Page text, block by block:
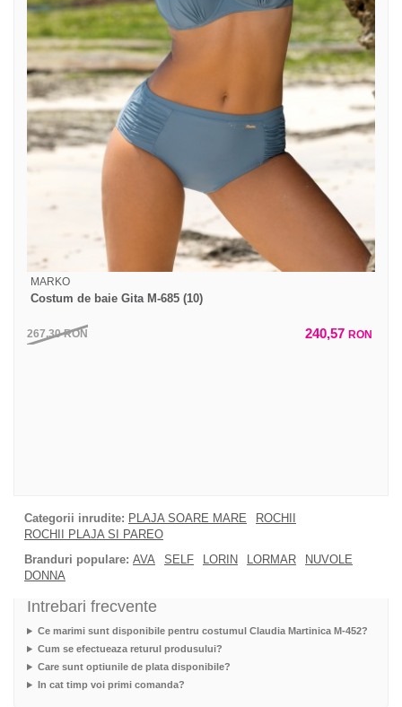
MARKO
Costum de baie Gita M-685 (10)
267,30RON 240,57 RON
Categorii inrudite: PLAJA SOARE MARE
ROCHII
ROCHII PLAJA SI PAREO
Branduri populare: AVA SELF LORIN LORMAR
NUVOLE
DONNA
Intrebari frecvente
Ce marimi sunt disponibile pentru costumul Claudia Martinica M-452?
Cum se efectueaza returul produsului?
Care sunt optiunile de plata disponibile?
In cat timp voi primi comanda?